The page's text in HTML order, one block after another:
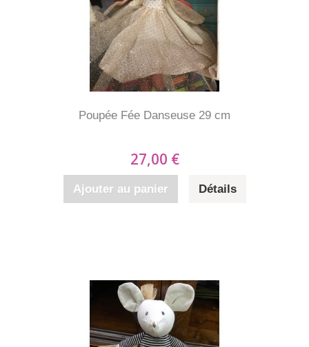
Poupée Fée Danseuse 29 cm
27,00 €
Ajouter au panier Détails